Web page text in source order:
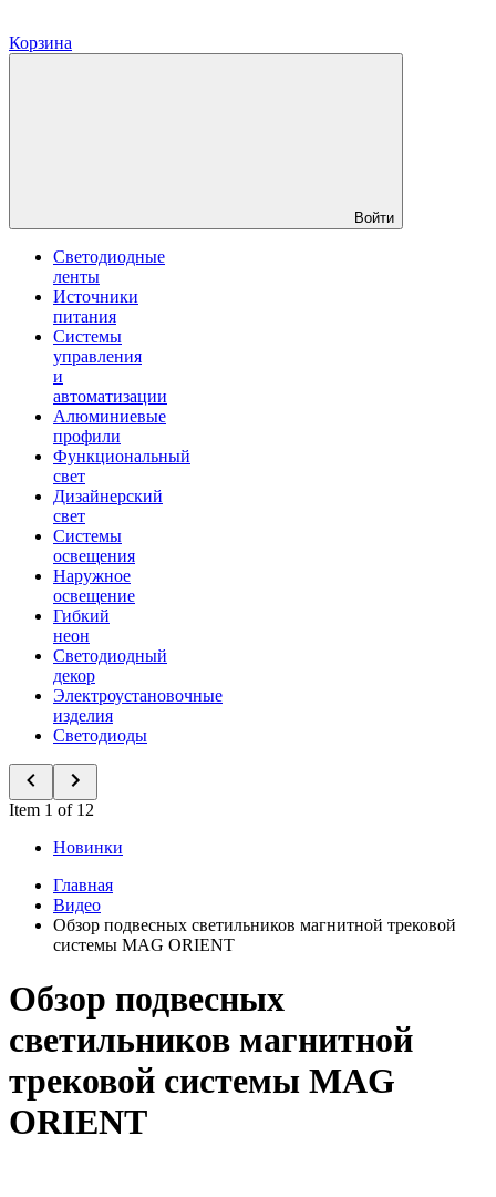
Корзина
Войти
Светодиодные
ленты
Источники
питания
Системы
управления
и
автоматизации
Алюминиевые
профили
Функциональный
свет
Дизайнерский
свет
Системы
освещения
Наружное
освещение
Гибкий
неон
Светодиодный
декор
Электроустановочные
изделия
Светодиоды
Item 1 of 12
Новинки
Главная
Видео
Обзор подвесных светильников магнитной трековой
системы MAG ORIENT
Обзор подвесных
светильников магнитной
трековой системы MAG
ORIENT